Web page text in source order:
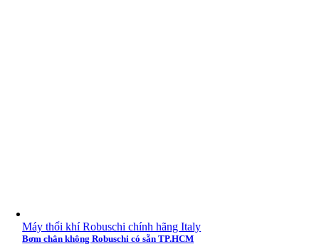
Máy thổi khí Robuschi chính hãng Italy
Bơm chân không Robuschi có sẵn TP.HCM